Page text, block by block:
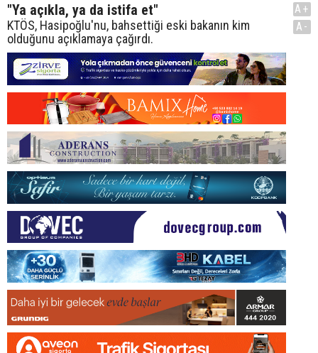
"Ya açıkla, ya da istifa et"
KTÖS, Hasipoğlu'nu, bahsettiği eski bakanın kim
olduğunu açıklamaya çağırdı.
A+
A-